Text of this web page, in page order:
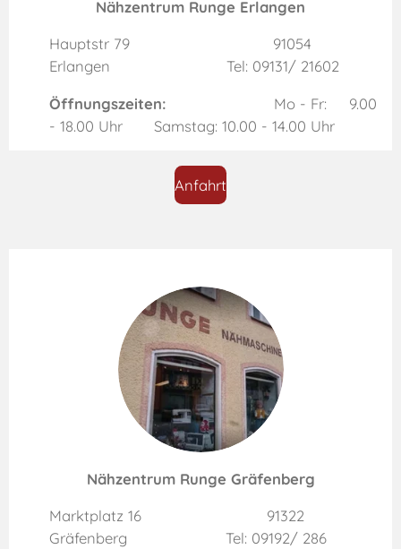
Nähzentrum Runge Erlangen
Hauptstr 79 91054
Erlangen Tel: 09131/ 21602
Öffnungszeiten:
Mo - Fr: 9.00
- 18.00 Uhr Samstag: 10.00 - 14.00 Uhr
Anfahrt
Nähzentrum Runge Gräfenberg
Marktplatz 16 91322
Gräfenberg Tel: 09192/ 286